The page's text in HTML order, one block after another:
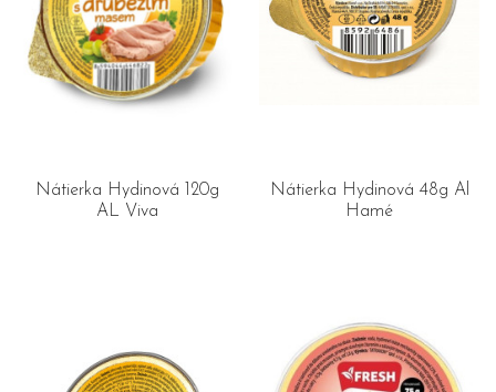
Nátierka Hydinová 120g
AL Viva
Nátierka Hydinová 48g Al
Hamé